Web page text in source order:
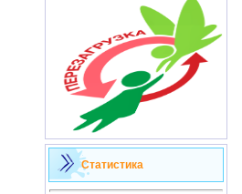
Статистика